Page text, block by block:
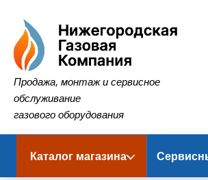
Нижегородская Газовая Компания
Продажа, монтаж и сервисное
обслуживание
газового оборудования
Каталог магазина